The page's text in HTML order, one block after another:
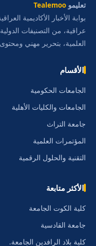
تعليمو Tealemoo
عراقية، من التصنيفات
العلمية، بتحرير مهني ومحتوى
الأقسام
الجامعات الحكومية
الجامعات والكليات الأهلية
جامعة التراث
المؤتمرات العلمية
التقنية والحلول الرقمية
الأكثر متابعة
كلية الكوت الجامعة
جامعة القادسية
كلية بلاد الرافدين الجامعة.